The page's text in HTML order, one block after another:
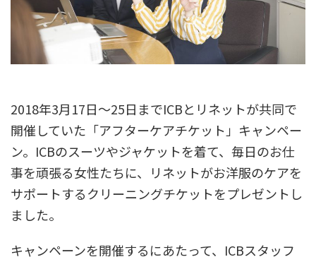
2018年3月17日〜25日までICBとリネットが共同で
開催していた「アフターケアチケット」キャンペー
ン。ICBのスーツやジャケットを着て、毎日のお仕
事を頑張る女性たちに、リネットがお洋服のケアを
サポートするクリーニングチケットをプレゼントし
ました。
キャンペーンを開催するにあたって、ICBスタッフ